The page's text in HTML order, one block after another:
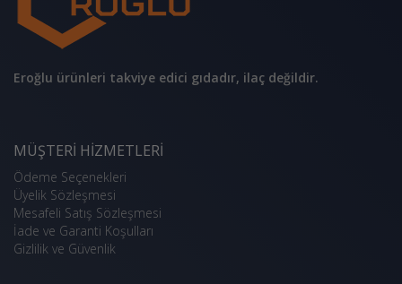
Eroğlu ürünleri takviye edici gıdadır, ilaç değildir.
MÜŞTERI HIZMETLERI
Ödeme Seçenekleri
Üyelik Sözleşmesi
Mesafeli Satış Sözleşmesi
İade ve Garanti Koşulları
Gizlilik ve Güvenlik